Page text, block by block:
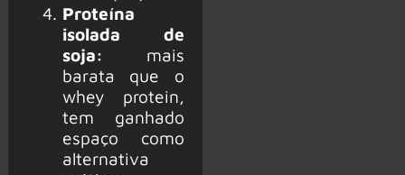
Proteína
isolada de
soja: mais
barata que o
whey protein,
tem ganhado
espaço como
alternativa